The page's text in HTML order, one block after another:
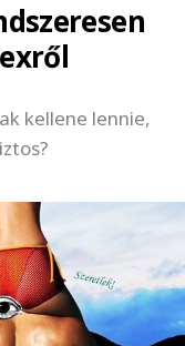
kellene lennie,